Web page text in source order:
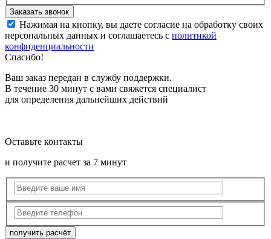
Нажимая на кнопку, вы даете согласие на обработку своих
персональных данных и соглашаетесь с политикой
конфиденциальности
Спасибо!
Ваш заказ передан в службу поддержки.
В течение 30 минут с вами свяжется специалист
для определения дальнейших действий
Оставьте контакты
и получите расчет за 7 минут